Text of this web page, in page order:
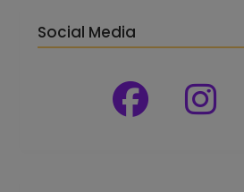
Social Media